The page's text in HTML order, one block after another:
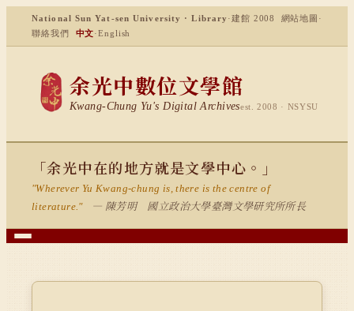
National Sun Yat-sen University · Library ·建館 2008 網站地圖 ·
聯絡我們
中文·English
余光中數位文學館
Kwang-Chung Yu's Digital Archivesest. 2008 · NSYSU
「余光中在的地方就是文學中心。」
"Wherever Yu Kwang-chung is, there is the centre of
literature."
— 陳芳明 國立政治大學臺灣文學研究所所長